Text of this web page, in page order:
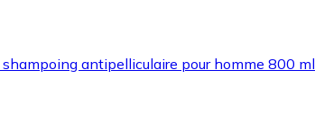
antipelliculaire pour homme 800 ml